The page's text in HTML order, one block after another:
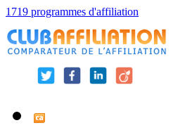
1719 programmes d'affiliation